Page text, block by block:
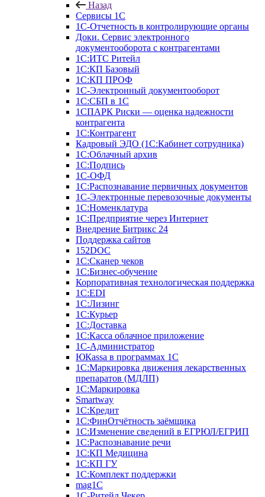
Назад
Сервисы 1С
1С-Отчетность в контролирующие органы
Доки. Сервис электронного
документооборота с контрагентами
1С:ИТС Ритейл
1С:КП Базовый
1С:КП ПРОФ
1С-Электронный документооборот
1С:СБП в 1С
1СПАРК Риски — оценка надежности
контрагента
1С:Контрагент
Кадровый ЭДО (1С:Кабинет сотрудника)
1С:Облачный архив
1С:Подпись
1С-ОФД
1С:Распознавание первичных документов
1С-Электронные перевозочные документы
1С:Номенклатура
1С:Предприятие через Интернет
Внедрение Битрикс 24
Поддержка сайтов
152DOC
1С:Сканер чеков
1С:Бизнес-обучение
Корпоративная технологическая поддержка
1С:ЕDI
1С:Лизинг
1С:Курьер
1С:Доставка
1С:Касса облачное приложение
1С-Администратор
ЮКаssа в программах 1С
1С:Маркировка движения лекарственных
препаратов (МДЛП)
1С:Маркировка
Smartway
1С:Кредит
1С:ФинОтчётность заёмщика
1С:Изменение сведений в ЕГРЮЛ/ЕГРИП
1С:Распознавание речи
1С:КП Медицина
1С:КП ГУ
1С:Комплект поддержки
mag1C